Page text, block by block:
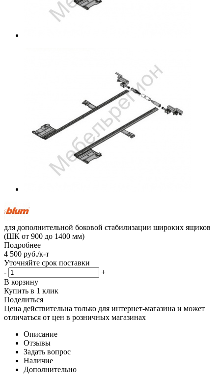
для дополнительной боковой стабилизации широких ящиков
(ШК от 900 до 1400 мм)
Подробнее
4 500 руб./к-т
Уточняйте срок поставки
-
+
В корзину
Купить в 1 клик
Поделиться
Цена действительна только для интернет-магазина и может
отличаться от цен в розничных магазинах
Описание
Отзывы
Задать вопрос
Наличие
Дополнительно